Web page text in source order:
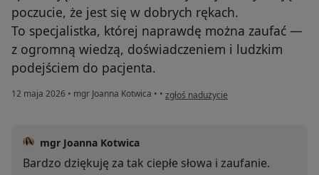
poczucie, że jest się w dobrych rękach.
To specjalistka, której naprawdę można zaufać —
z ogromną wiedzą, doświadczeniem i ludzkim
podejściem do pacjenta.
12 maja 2026 • mgr Joanna Kotwica • • w opinii użytkownika Ewelina
zgłoś nadużycie
mgr Joanna Kotwica
Bardzo dziękuję za tak ciepłe słowa i zaufanie.